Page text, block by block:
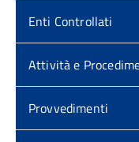
Enti Controllati
Attività e
Provvedimenti